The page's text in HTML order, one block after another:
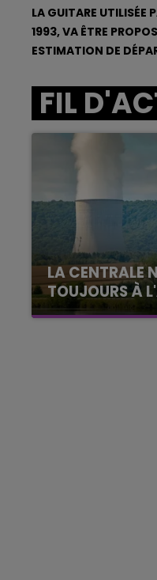
7h00 - 11h00
BEST OF
LA GUITARE UTILISÉE
1993, VA ÊTRE
ESTIMATION DE
FIL
LA CENTRALE
TOUJOURS À
Cela fait déjà
nucléaire
justifiée par la